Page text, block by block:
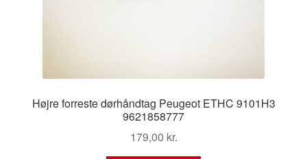
Højre forreste dørhåndtag Peugeot ETHC 9101H3
9621858777
179,00 kr.